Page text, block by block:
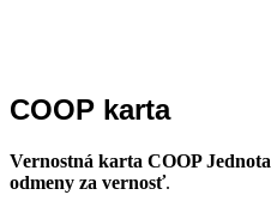
COOP karta
Vernostná karta COOP Jednota
odmeny za vernosť.